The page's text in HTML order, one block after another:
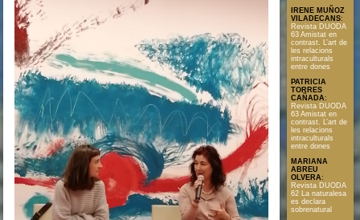
IRENE MUÑOZ
VILADECANS:
Revista DUODA
63 Amistat en
contrast. L’art de
les relacions
intraculturals
entre dones
PATRICIA
TORRES
CAÑADA:
Revista DUODA
63 Amistat en
contrast. L’art de
les relacions
intraculturals
entre dones
MARIANA
ABREU
OLVERA:
Revista DUODA
62 La naturalesa
es declara
sobrenatural